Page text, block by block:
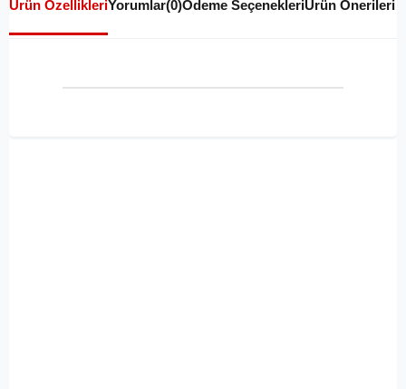
Ürün ÖzellikleriYorumlar(0)Ödeme SeçenekleriÜrün Önerileri